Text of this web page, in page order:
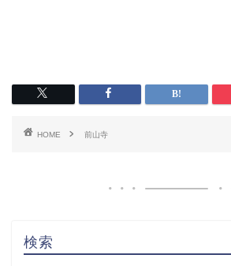
HOME 前山寺
検索